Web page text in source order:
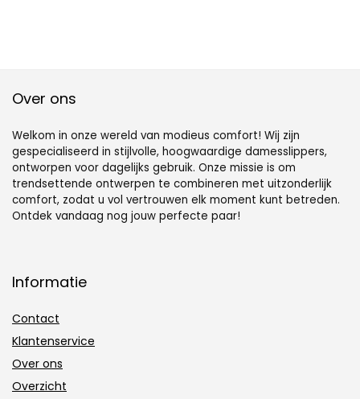
Over ons
Welkom in onze wereld van modieus comfort! Wij zijn
gespecialiseerd in stijlvolle, hoogwaardige damesslippers,
ontworpen voor dagelijks gebruik. Onze missie is om
trendsettende ontwerpen te combineren met uitzonderlijk
comfort, zodat u vol vertrouwen elk moment kunt betreden.
Ontdek vandaag nog jouw perfecte paar!
Informatie
Contact
Klantenservice
Over ons
Overzicht